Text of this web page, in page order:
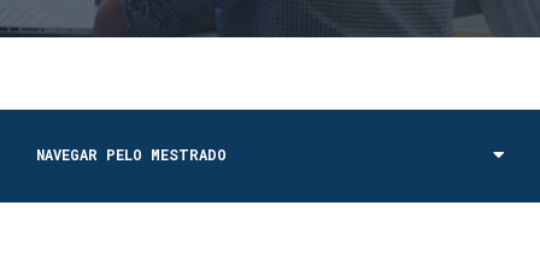
NAVEGAR PELO MESTRADO